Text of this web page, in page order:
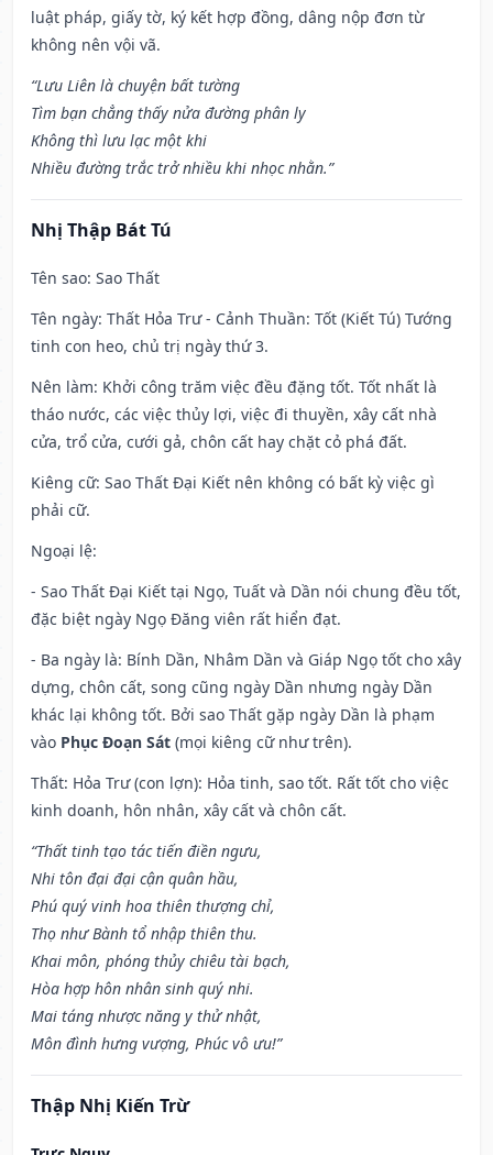
luật pháp, giấy tờ, ký kết hợp đồng, dâng nộp đơn từ
không nên vội vã.
“Lưu Liên là chuyện bất tường
Tìm bạn chẳng thấy nửa đường phân ly
Không thì lưu lạc một khi
Nhiều đường trắc trở nhiều khi nhọc nhằn.”
Nhị Thập Bát Tú
Tên sao: Sao Thất
Tên ngày: Thất Hỏa Trư - Cảnh Thuần: Tốt (Kiết Tú) Tướng
tinh con heo, chủ trị ngày thứ 3.
Nên làm: Khởi công trăm việc đều đặng tốt. Tốt nhất là
tháo nước, các việc thủy lợi, việc đi thuyền, xây cất nhà
cửa, trổ cửa, cưới gả, chôn cất hay chặt cỏ phá đất.
Kiêng cữ: Sao Thất Đại Kiết nên không có bất kỳ việc gì
phải cữ.
Ngoại lệ:
- Sao Thất Đại Kiết tại Ngọ, Tuất và Dần nói chung đều tốt,
đặc biệt ngày Ngọ Đăng viên rất hiển đạt.
- Ba ngày là: Bính Dần, Nhâm Dần và Giáp Ngọ tốt cho xây
dựng, chôn cất, song cũng ngày Dần nhưng ngày Dần
khác lại không tốt. Bởi sao Thất gặp ngày Dần là phạm
vào Phục Đoạn Sát (mọi kiêng cữ như trên).
Thất: Hỏa Trư (con lợn): Hỏa tinh, sao tốt. Rất tốt cho việc
kinh doanh, hôn nhân, xây cất và chôn cất.
“Thất tinh tạo tác tiến điền ngưu,
Nhi tôn đại đại cận quân hầu,
Phú quý vinh hoa thiên thượng chỉ,
Thọ như Bành tổ nhập thiên thu.
Khai môn, phóng thủy chiêu tài bạch,
Hòa hợp hôn nhân sinh quý nhi.
Mai táng nhược năng y thử nhật,
Môn đình hưng vượng, Phúc vô ưu!”
Thập Nhị Kiến Trừ